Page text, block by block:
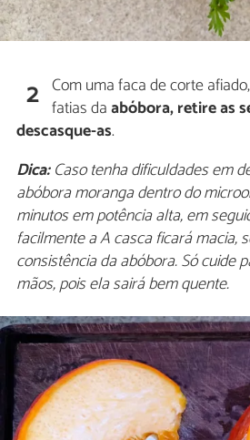
2 Com uma faca de corte
fatias daabóbora, retire as
descasque-as.
Dica:Caso tenha dificuldades em
abóbora moranga dentro do
minutos em potência alta, em
facilmente a A casca ficará macia,
consistência da abóbora. Só cuide
mãos, pois ela sairá bem quente.